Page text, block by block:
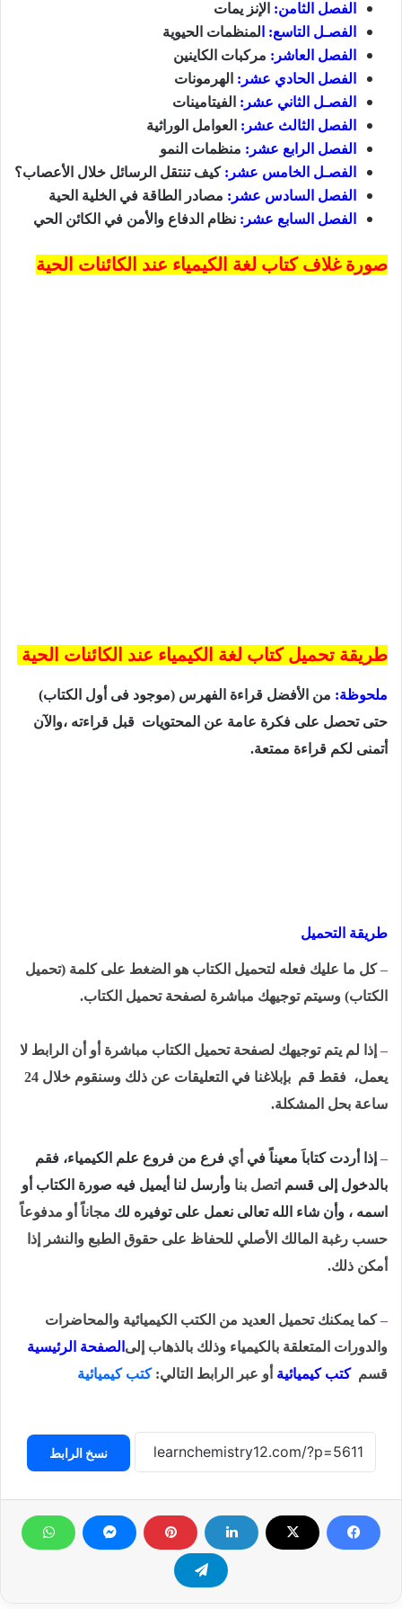
الفصل الثامن: الإنز يمات
الفصـل التاسع: ا لمنظمات الحيوية
الفصل العاشر: مركبات الكاينين
الفصل الحادي عشر: الهرمونات
الفصـل الثاني عشر: الفيتامينات
الفصل الثالث عشر: العوامل الوراثية
الفصل الرابع عشر: منظمات النمو
الفصـل الخامس عشر: كيف تنتقل الرسائل خلال الأعصاب؟
الفصل السادس عشر: مصادر الطاقة في الخلية الحية
الفصل السابع عشر: نظام الدفاع والأمن في الكائن الحي
صورة غلاف كتاب لغة الكيمياء عند الكائنات الحية
طريقة تحميلكتاب لغة الكيمياء عند الكائنات الحية
ملحوظة: من الأفضل قراءة الفهرس (موجود فى أول الكتاب)
حتى تحصل على فكرة عامة عن المحتويات قبل قراءته ،والآن
أتمنى لكم قراءة ممتعة.
طريقة التحميل
–كل ما عليك فعله لتحميل الكتاب هو الضغط على كلمة (تحميل
الكتاب) وسيتم توجيهك مباشرة لصفحة تحميل الكتاب.
–إذا لم يتم توجيهك لصفحة تحميل الكتاب مباشرة أو أن الرابط لا
يعمل، فقط قم بإبلاغنا في التعليقات عن ذلك وسنقوم خلال 24
ساعة بحل المشكلة.
–إذا أردت كتاباَ معيناً في أي فرع من فروع علم الكيمياء، فقم
بالدخول إلى قسم اتصل بنا وأرسل لنا أيميل فيه صورة الكتاب أو
اسمه ، وأن شاء الله تعالى نعمل على توفيره لك مجاناً أو مدفوعاً
حسب رغبة المالك الأصلي للحفاظ على حقوق الطبع والنشر إذا
أمكن ذلك.
–كما يمكنك تحميل العديد من الكتب الكيميائية والمحاضرات
والدورات المتعلقة بالكيمياء وذلك بالذهاب إلى الصفحة الرئيسية
قسم كتب كيميائية أو عبر الرابط التالي:كتب كيميائية
نسخ الرابط